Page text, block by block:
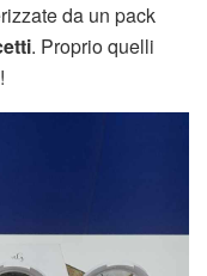
da un pack
. Proprio quelli